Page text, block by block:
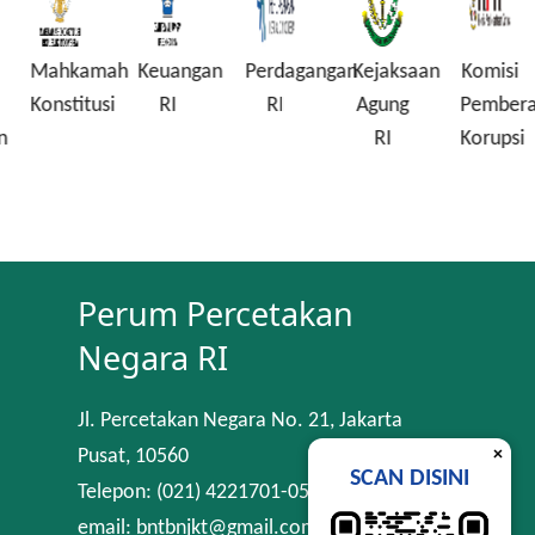
Mahkamah
Konstitusi
Keuangan
RI
Perdagangan
RI
Kejaksaan
Agung
RI
Komisi
Korupsi
Perum Percetakan
Negara RI
Jl. Percetakan Negara No. 21, Jakarta
Pusat, 10560
Telepon: (021) 4221701-05
email: bntbnjkt@gmail.com
×
SCAN DISINI